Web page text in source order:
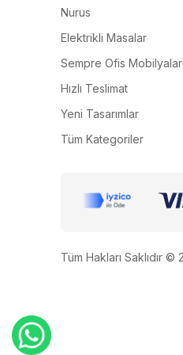
Nurus
Elektrikli Masalar
Sempre Ofis
Hızlı Teslimat
Yeni Tasarımlar
Tüm Kategoriler
Tüm Hakları Saklıdır